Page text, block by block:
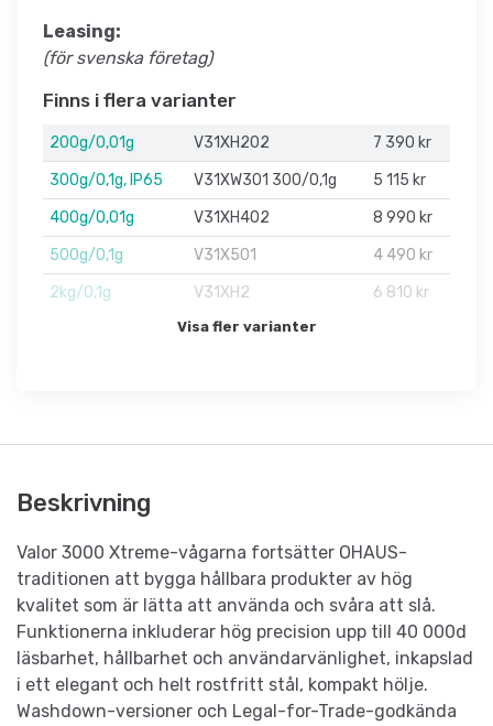
Leasing:
(för svenska företag)
Finns i flera varianter
200g/0,01g V31XH202
7 390 kr
300g/0,1g, IP65
V31XW301 300/0,1g
5 115 kr
400g/0,01g
V31XH402
8 990 kr
500g/0,1g
V31X501
4 490 kr
2kg/0,1g
V31XH2 6 810 kr
Visa fler varianter
Beskrivning
Valor 3000 Xtreme-vågarna fortsätter OHAUS-
traditionen att bygga hållbara produkter av hög
kvalitet som är lätta att använda och svåra att slå.
Funktionerna inkluderar hög precision upp till 40 000d
läsbarhet, hållbarhet och användarvänlighet, inkapslad
i ett elegant och helt rostfritt stål, kompakt hölje.
Washdown-versioner och Legal-for-Trade-godkända